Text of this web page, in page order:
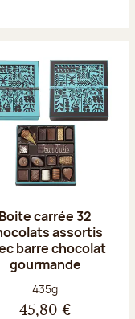
Boite carrée 32
assortis
barre chocolat
gourmande
Poids net :
435g
45,80 €